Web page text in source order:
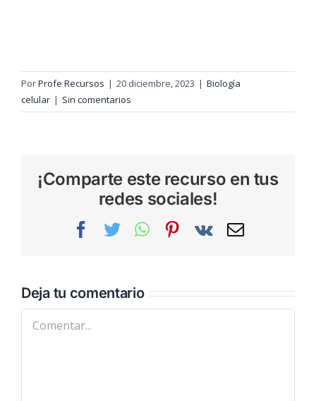
PorProfe Recursos | 20 diciembre, 2023 | Biología
celular | Sin comentarios
¡Comparte este recurso en tus
redes sociales!
Facebook
TwitterWhatsAppPinterest
Vk
Correo
Deja tu comentario
Comentar